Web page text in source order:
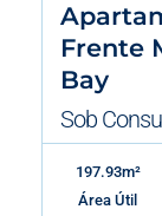
Frente
Bay
Sob
197.93m²
Área Útil